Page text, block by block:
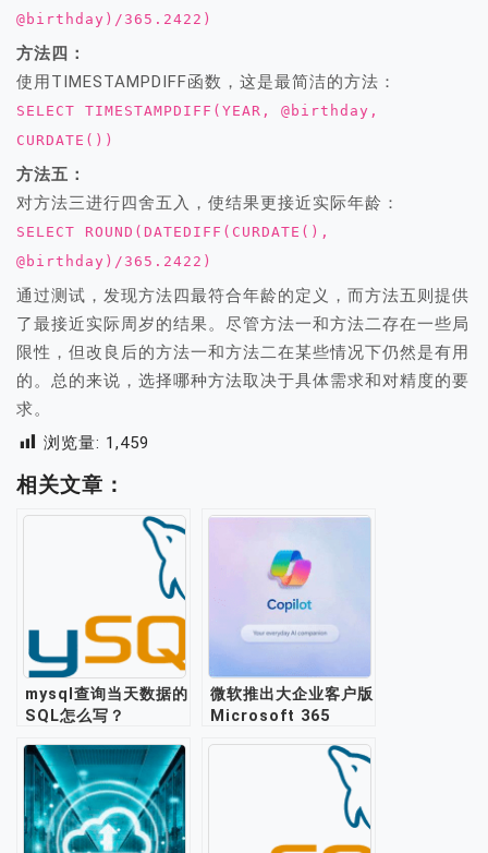
@birthday)/365.2422)
方法四：
使用TIMESTAMPDIFF函数，这是最简洁的方法：
SELECT TIMESTAMPDIFF(YEAR, @birthday,
CURDATE())
方法五：
对方法三进行四舍五入，使结果更接近实际年龄：
SELECT ROUND(DATEDIFF(CURDATE(),
@birthday)/365.2422)
通过测试，发现方法四最符合年龄的定义，而方法五则提供
了最接近实际周岁的结果。尽管方法一和方法二存在一些局
限性，但改良后的方法一和方法二在某些情况下仍然是有用
的。总的来说，选择哪种方法取决于具体需求和对精度的要
求。
浏览量: 1,459
相关文章：
mysql查询当天数据的
SQL怎么写？
微软推出大企业客户版
Microsoft 365